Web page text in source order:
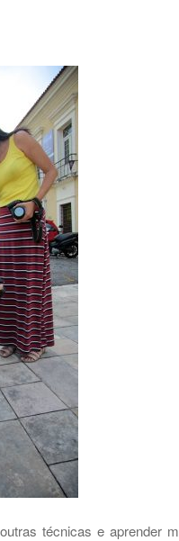
técnicas e aprender